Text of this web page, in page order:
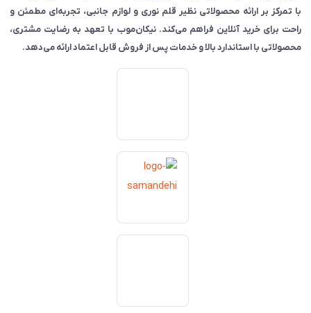
با تمرکز بر ارائه محصولاتی نظیر قلم نوری و لوازم جانبی، تجربه‌ای مطمئن و
راحت برای خرید آنلاین فراهم می‌کند. نیکان‌موب با تعهد به رضایت مشتری،
محصولاتی با استاندارد بالا و خدمات پس از فروش قابل اعتماد ارائه می‌دهد.